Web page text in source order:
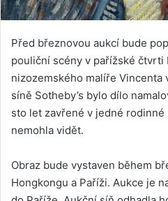
Před březnovou aukcí bude
pouliční scény v pařížské čtvrti
nizozemského malíře Vincenta
síně Sotheby’s bylo dílo
sto let zavřené v jedné
nemohla vidět.
Obraz bude vystaven během
Hongkongu a Paříži. Aukce je